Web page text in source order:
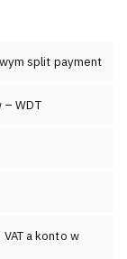
split payment
WDT
a konto w